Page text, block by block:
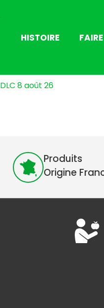
HISTOIRE
DLC 8 août 26
Produits
Origine